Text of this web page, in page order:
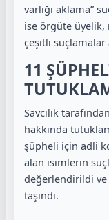
varlığı aklama”
ise örgüte üyelik,
çeşitli
11
Savcılık
hakkında
şüpheli için adli
alan isimlerin
değerlendirildi ve
taşındı.